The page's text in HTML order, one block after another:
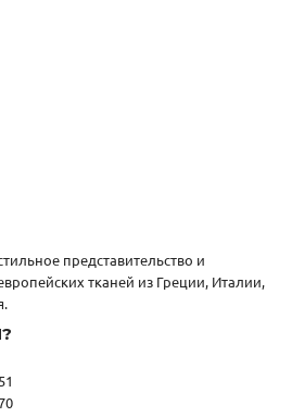
представительство и
тканей из Греции, Италии,